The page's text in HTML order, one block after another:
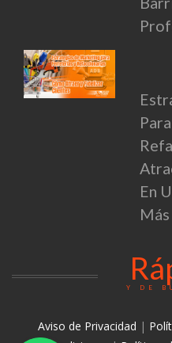
En
Y DE
Aviso de Privacidad |